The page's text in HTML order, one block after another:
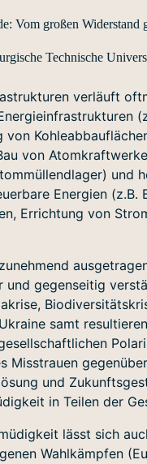
Vom großen Widerstand
Technische
verläuft
von
und
Energien
Errichtung von
gegenseitig
samt
Misstrauen
und
in Teilen der
lässt sich
Wahlkämpfen